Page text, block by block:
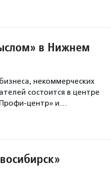
в Нижнем
некоммерческих
состоится в центре
центр» и…